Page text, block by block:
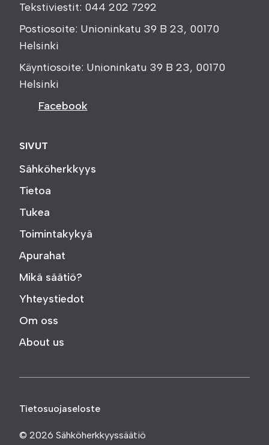
Tekstiviestit: 044 202 7292
Postiosoite: Unioninkatu 39 B 23, 00170
Helsinki
Käyntiosoite: Unioninkatu 39 B 23, 00170
Helsinki
Facebook
SIVUT
Sähköherkkyys
Tietoa
Tukea
Toimintakykyä
Apurahat
Mikä säätiö?
Yhteystiedot
Om oss
About us
Tietosuojaseloste
© 2026 Sähköherkkyyssäätiö